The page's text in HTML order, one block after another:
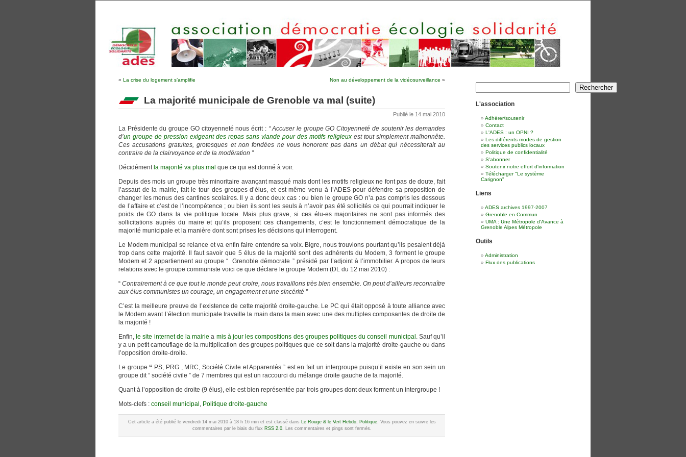
« La crise du logement s’amplifie Non au développement de la vidéosurveillance »
La majorité municipale de Grenoble va mal (suite)
Publié le 14 mai 2010
La Présidente du groupe GO citoyenneté nous écrit : “ Accuser le groupe GO Citoyenneté de soutenir les demandes
d’un groupe de pression exigeant des repas sans viande pour des motifs religieux est tout simplement malhonnête.
Ces accusations gratuites, grotesques et non fondées ne vous honorent pas dans un débat qui nécessiterait au
contraire de la clairvoyance et de la modération ”
Décidémentla majorité va plus mal que ce qui est donné à voir.
Depuis des mois un groupe très minoritaire avançant masqué mais dont les motifs religieux ne font pas de doute, fait
l’assaut de la mairie, fait le tour des groupes d’élus, et est même venu à l’ADES pour défendre sa proposition de
changer les menus des cantines scolaires. Il y a donc deux cas : ou bien le groupe GO n’a pas compris les dessous
de l’affaire et c’est de l’incompétence ; ou bien ils sont les seuls à n’avoir pas été sollicités ce qui pourrait indiquer le
poids de GO dans la vie politique locale. Mais plus grave, si ces élu-es majoritaires ne sont pas informés des
sollicitations auprès du maire et qu’ils proposent ces changements, c’est le fonctionnement démocratique de la
majorité municipale et la manière dont sont prises les décisions qui interrogent.
Le Modem municipal se relance et va enfin faire entendre sa voix. Bigre, nous trouvions pourtant qu’ils pesaient déjà
trop dans cette majorité. Il faut savoir que 5 élus de la majorité sont des adhérents du Modem, 3 forment le groupe
Modem et 2 appartiennent au groupe “ Grenoble démocrate ” présidé par l’adjoint à l’immobilier. A propos de leurs
relations avec le groupe communiste voici ce que déclare le groupe Modem (DL du 12 mai 2010) :
“Contrairement à ce que tout le monde peut croire, nous travaillons très bien ensemble. On peut d’ailleurs reconnaître
aux élus communistes un courage, un engagement et une sincérité ”
C’est la meilleure preuve de l’existence de cette majorité droite-gauche. Le PC qui était opposé à toute alliance avec
le Modem avant l’élection municipale travaille la main dans la main avec une des multiples composantes de droite de
la majorité !
Enfin, le site internet de la mairie a mis à jour les compositions des groupes politiques du conseil municipal . Sauf qu’il
y a un petit camouflage de la multiplication des groupes politiques que ce soit dans la majorité droite-gauche ou dans
l’opposition droite-droite.
Le groupe “ PS, PRG , MRC, Société Civile et Apparentés ” est en fait un intergroupe puisqu’il existe en son sein un
groupe dit “ société civile ” de 7 membres qui est un raccourci du mélange droite gauche de la majorité.
Quant à l’opposition de droite (9 élus), elle est bien représentée par trois groupes dont deux forment un intergroupe !
Mots-clefs : conseil municipal , Politique droite-gauche
Cet article a été publié le vendredi 14 mai 2010 à 18 h 16 min et est classé dans Le Rouge & le Vert Hebdo, Politique. Vous pouvez en suivre les
commentaires par le biais du flux RSS 2.0. Les commentaires et pings sont fermés.
Rechercher Rechercher
L'association
Adhérer/soutenir
Contact
L'ADES : un OPNI ?
Les différents modes de gestion
des services publics locaux
Politique de confidentialité
S'abonner
Soutenir notre effort d'information
Télécharger "Le système
Carignon"
Liens
ADES archives 1997-2007
Grenoble en Commun
UMA : Une Métropole d'Avance à
Grenoble Alpes Métropole
Outils
Administration
Flux des publications